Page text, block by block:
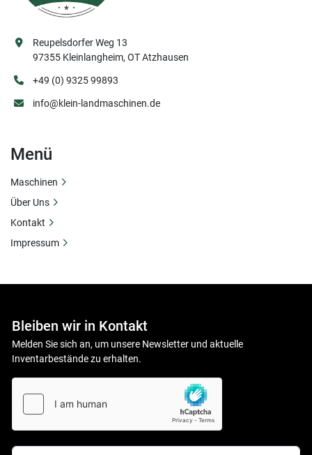
Bleiben wir in Kontakt
Melden Sie sich an, um unsere Newsletter und aktuelle
Inventarbestände zu erhalten.
Reupelsdorfer Weg 13
97355 Kleinlangheim, OT Atzhausen
+49 (0) 9325 99893
info@klein-landmaschinen.de
Menü
Maschinen
Über Uns
Kontakt
Impressum